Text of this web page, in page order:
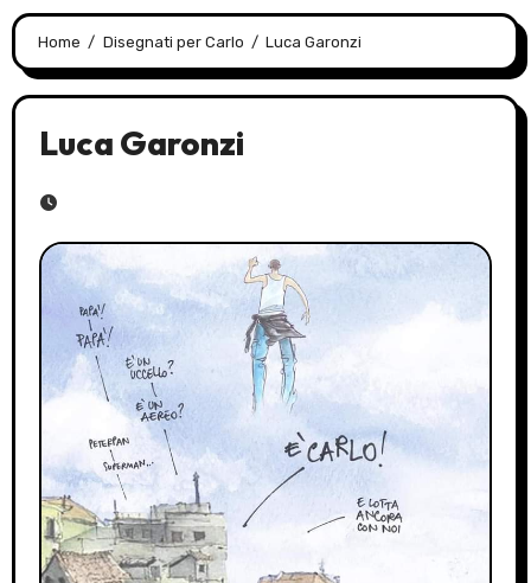
Home Disegnati per Carlo Luca Garonzi
Luca Garonzi